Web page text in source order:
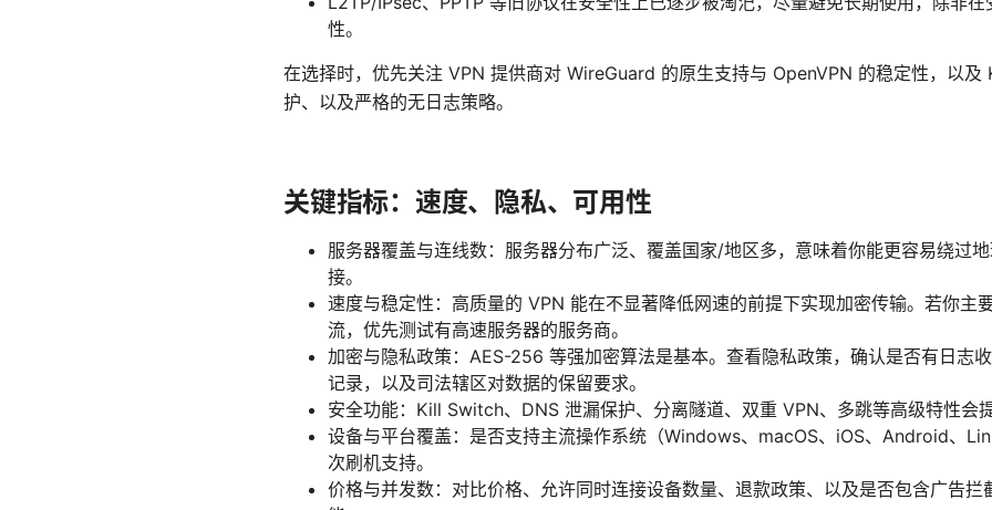
性。
在选择时，优先关注 VPN 提供商对 WireGuard 的原生支持与 OpenVPN 的稳定性，以
护、以及严格的无日志策略。
关键指标：速度、隐私、可用性
服务器覆盖与连线数：服务器分布广泛、覆盖国家/地区多，意味着你能更容易绕过
接。
速度与稳定性：高质量的 VPN 能在不显著降低网速的前提下实现加密传输。若你主
流，优先测试有高速服务器的服务商。
加密与隐私政策：AES-256 等强加密算法是基本。查看隐私政策，确认是否有日志
记录，以及司法辖区对数据的保留要求。
安全功能：Kill Switch、DNS 泄漏保护、分离隧道、双重 VPN、多跳等高级特性会
设备与平台覆盖：是否支持主流操作系统（Windows、macOS、iOS、Android、
次刷机支持。
价格与并发数：对比价格、允许同时连接设备数量、退款政策、以及是否包含广告拦